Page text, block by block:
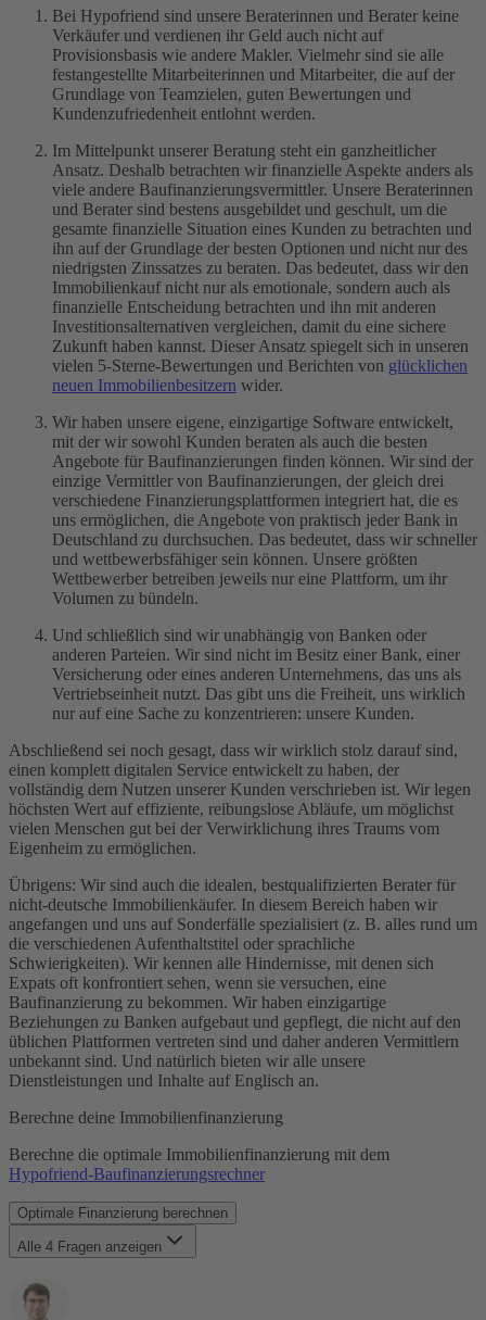
Laufzeit
Maklergebühr
Monatsrate
Notar & Beurkundung
Notarkosten
Notwendige Unterlagen
SCHUFA
Sondertilgung
Tilgung
Volltilgerdarlehen
Vorfälligkeitsentschädigung
Zinsbindungsfrist
Zinszahlungsdarlehen
Bei Hypofriend sind unsere Beraterinnen und Berater keine
Verkäufer und verdienen ihr Geld auch nicht auf
Provisionsbasis wie andere Makler. Vielmehr sind sie alle
festangestellte Mitarbeiterinnen und Mitarbeiter, die auf der
Grundlage von Teamzielen, guten Bewertungen und
Kundenzufriedenheit entlohnt werden.
Im Mittelpunkt unserer Beratung steht ein ganzheitlicher
Ansatz. Deshalb betrachten wir finanzielle Aspekte anders als
viele andere Baufinanzierungsvermittler. Unsere Beraterinnen
und Berater sind bestens ausgebildet und geschult, um die
gesamte finanzielle Situation eines Kunden zu betrachten und
ihn auf der Grundlage der besten Optionen und nicht nur des
niedrigsten Zinssatzes zu beraten. Das bedeutet, dass wir den
Immobilienkauf nicht nur als emotionale, sondern auch als
finanzielle Entscheidung betrachten und ihn mit anderen
Investitionsalternativen vergleichen, damit du eine sichere
Zukunft haben kannst. Dieser Ansatz spiegelt sich in unseren
vielen 5-Sterne-Bewertungen und Berichten von glücklichen
neuen Immobilienbesitzern wider.
Wir haben unsere eigene, einzigartige Software entwickelt,
mit der wir sowohl Kunden beraten als auch die besten
Angebote für Baufinanzierungen finden können. Wir sind der
einzige Vermittler von Baufinanzierungen, der gleich drei
verschiedene Finanzierungsplattformen integriert hat, die es
uns ermöglichen, die Angebote von praktisch jeder Bank in
Deutschland zu durchsuchen. Das bedeutet, dass wir schneller
und wettbewerbsfähiger sein können. Unsere größten
Wettbewerber betreiben jeweils nur eine Plattform, um ihr
Volumen zu bündeln.
Und schließlich sind wir unabhängig von Banken oder
anderen Parteien. Wir sind nicht im Besitz einer Bank, einer
Versicherung oder eines anderen Unternehmens, das uns als
Vertriebseinheit nutzt. Das gibt uns die Freiheit, uns wirklich
nur auf eine Sache zu konzentrieren: unsere Kunden.
Abschließend sei noch gesagt, dass wir wirklich stolz darauf sind,
einen komplett digitalen Service entwickelt zu haben, der
vollständig dem Nutzen unserer Kunden verschrieben ist. Wir legen
höchsten Wert auf effiziente, reibungslose Abläufe, um möglichst
vielen Menschen gut bei der Verwirklichung ihres Traums vom
Eigenheim zu ermöglichen.
Übrigens: Wir sind auch die idealen, bestqualifizierten Berater für
nicht-deutsche Immobilienkäufer. In diesem Bereich haben wir
angefangen und uns auf Sonderfälle spezialisiert (z. B. alles rund um
die verschiedenen Aufenthaltstitel oder sprachliche
Schwierigkeiten). Wir kennen alle Hindernisse, mit denen sich
Expats oft konfrontiert sehen, wenn sie versuchen, eine
Baufinanzierung zu bekommen. Wir haben einzigartige
Beziehungen zu Banken aufgebaut und gepflegt, die nicht auf den
üblichen Plattformen vertreten sind und daher anderen Vermittlern
unbekannt sind. Und natürlich bieten wir alle unsere
Dienstleistungen und Inhalte auf Englisch an.
Berechne deine Immobilienfinanzierung
Berechne die optimale Immobilienfinanzierung mit dem
Hypofriend-Baufinanzierungsrechner
Optimale Finanzierung berechnen
Alle 4 Fragen anzeigen